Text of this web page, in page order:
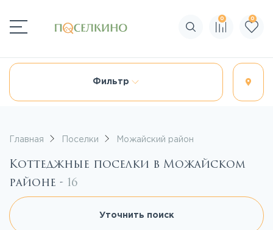
Поиск по сайту
0 0
Фильтр
Главная Поселки Можайский район
Коттеджные поселки в Можайском
районе - 16
Уточнить поиск